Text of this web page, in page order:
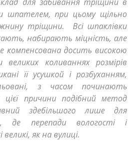
шпателем, при цьому щільно
тріщини. Всі шпаклівки
набирають міцність, але
компенсована досить високою
коливаннях розмірів
її усушкой і розбуханням,
з часом починають
цієї причини подібний метод
здебільшого лише для
де перепади вологості і
як на вулиці.